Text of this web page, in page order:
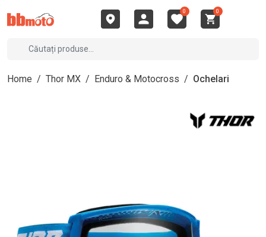
0 0
Home / Thor MX / Enduro & Motocross / Ochelari